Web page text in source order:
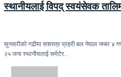
स्थानीयलाई विपद् स्वयंसेवक
सुनसरीकाे गढीमा सशस्त्र प्रहरी बल नेपाल नम्बर ४
२५ जना स्थानीयलाई समेटेर…